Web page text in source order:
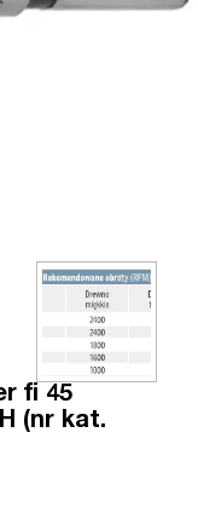
fi 45
(nr kat.